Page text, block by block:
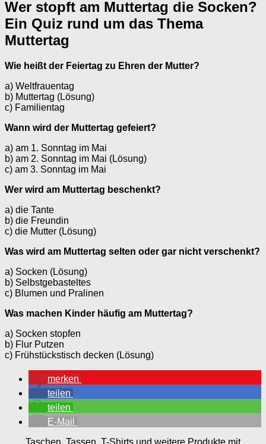
Wer stopft am Muttertag die Socken?
Ein Quiz rund um das Thema
Muttertag
Wie heißt der Feiertag zu Ehren der Mutter?
a) Weltfrauentag
b) Muttertag (Lösung)
c) Familientag
Wann wird der Muttertag gefeiert?
a) am 1. Sonntag im Mai
b) am 2. Sonntag im Mai (Lösung)
c) am 3. Sonntag im Mai
Wer wird am Muttertag beschenkt?
a) die Tante
b) die Freundin
c) die Mutter (Lösung)
Was wird am Muttertag selten oder gar nicht verschenkt?
a) Socken (Lösung)
b) Selbstgebasteltes
c) Blumen und Pralinen
Was machen Kinder häufig am Muttertag?
a) Socken stopfen
b) Flur Putzen
c) Frühstückstisch decken (Lösung)
merken
teilen
teilen
E-Mail
Taschen, Tassen, T-Shirts und weitere Produkte mit